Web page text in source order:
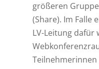
größeren
(Share). Im Falle
LV-Leitung dafür
Teilnehmerinnen